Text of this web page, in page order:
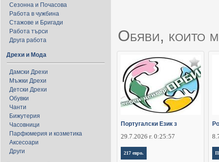
Сезонна и Почасова
Работа в чужбина
Стажове и Бригади
Работа търси
Друга работа
Дрехи и Мода
Дамски Дрехи
Мъжки Дрехи
Детски Дрехи
Обувки
Чанти
Бижутерия
Часовници
Парфюмерия и козметика
Аксесоари
Други
Обяви, които
Португалски Език з
29.7.2026 г. 0:25:57
217 евро.